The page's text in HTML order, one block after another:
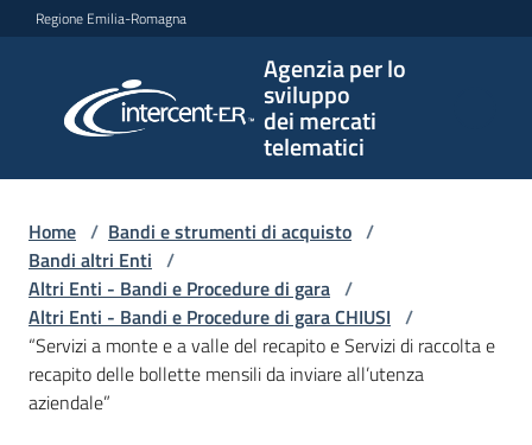
Vai al contenuto
Vai alla navigazione
Vai al footer
Regione Emilia-Romagna
Agenzia per lo
sviluppo
dei mercati
telematici
per lo
sviluppo
telematici
L'Agenzia
Home / Bandi e strumenti di acquisto /
Bandi altri Enti /
Altri Enti - Bandi e Procedure di gara /
Altri Enti - Bandi e Procedure di gara CHIUSI /
“Servizi a monte e a valle del recapito e Servizi di raccolta e
recapito delle bollette mensili da inviare all’utenza
aziendale”